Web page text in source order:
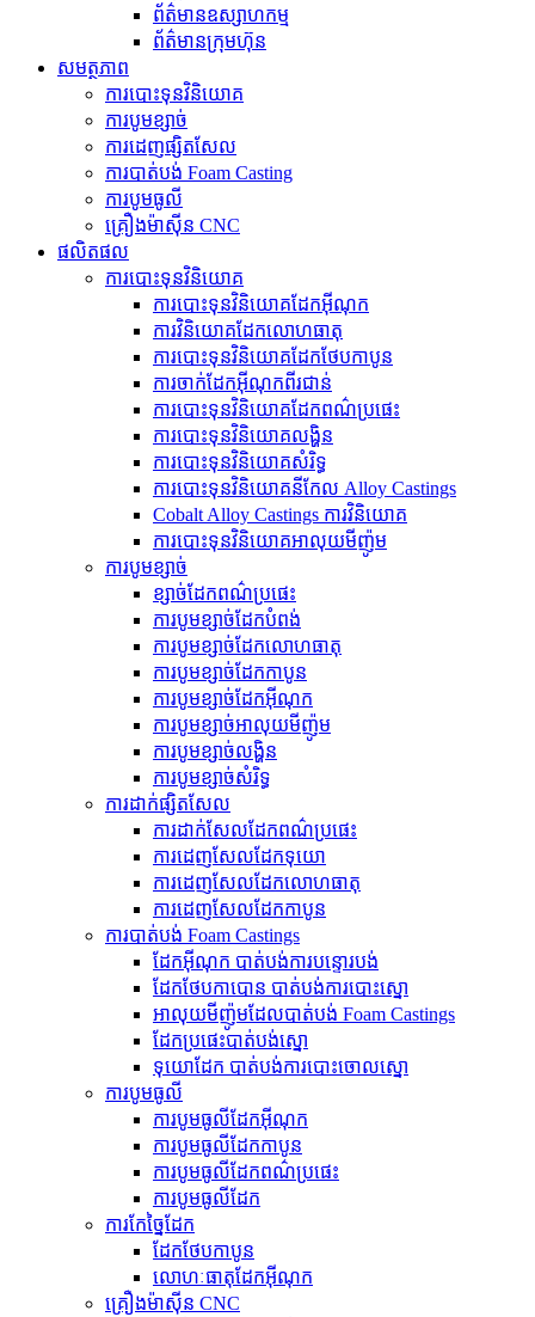
ព័ត៌មានឧស្សាហកម្ម
ព័ត៌មានក្រុមហ៊ុន
សមត្ថភាព
ការបោះទុនវិនិយោគ
ការបូមខ្សាច់
ការដេញផ្សិតសែល
ការបាត់បង់ Foam Casting
ការបូមធូលី
គ្រឿងម៉ាស៊ីន CNC
ផលិតផល
ការបោះទុនវិនិយោគ
ការបោះទុនវិនិយោគដែកអ៊ីណុក
ការ​វិនិយោគ​ដែក​លោហធាតុ
ការបោះទុនវិនិយោគដែកថែបកាបូន
ការចាក់ដែកអ៊ីណុកពីរជាន់
ការបោះទុនវិនិយោគដែកពណ៌ប្រផេះ
ការបោះទុនវិនិយោគលង្ហិន
ការបោះទុនវិនិយោគសំរិទ្ធ
ការបោះទុនវិនិយោគនីកែល Alloy Castings
Cobalt Alloy Castings ការវិនិយោគ
ការបោះទុនវិនិយោគអាលុយមីញ៉ូម
ការបូមខ្សាច់
ខ្សាច់ដែកពណ៌ប្រផេះ
ការបូមខ្សាច់ដែកបំពង់
ការ​បូម​ខ្សាច់​ដែក​លោហធាតុ
ការបូមខ្សាច់ដែកកាបូន
ការបូមខ្សាច់ដែកអ៊ីណុក
ការបូមខ្សាច់អាលុយមីញ៉ូម
ការបូមខ្សាច់លង្ហិន
ការបូមខ្សាច់សំរិទ្ធ
ការដាក់ផ្សិតសែល
ការដាក់សែលដែកពណ៌ប្រផេះ
ការ​ដេញ​សែល​ដែក​ទុយោ
ការ​ដេញ​សែល​ដែក​លោហធាតុ
ការដេញសែលដែកកាបូន
ការបាត់បង់ Foam Castings
ដែកអ៊ីណុក បាត់បង់ការបន្ទោរបង់
ដែកថែបកាបោន បាត់បង់ការបោះស្នោ
អាលុយមីញ៉ូមដែលបាត់បង់ Foam Castings
ដែក​ប្រផេះ​បាត់​បង់​ស្នោ
ទុយោដែក បាត់បង់ការបោះចោលស្នោ
ការបូមធូលី
ការបូមធូលីដែកអ៊ីណុក
ការបូមធូលីដែកកាបូន
ការបូមធូលីដែកពណ៌ប្រផេះ
ការបូមធូលីដែក
ការកែច្នៃដែក
ដែកថែបកាបូន
លោហៈធាតុដែកអ៊ីណុក
គ្រឿងម៉ាស៊ីន CNC